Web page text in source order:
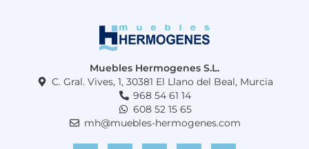
Muebles Hermogenes S.L.
C. Gral. Vives, 1, 30381 El Llano del Beal, Murcia
968 54 61 14
608 52 15 65
mh@muebles-hermogenes.com
F
I
T
Y
W